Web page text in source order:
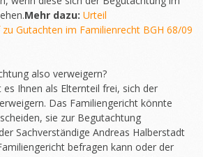
Mehr dazu: Urteil
Gutachten im Familienrecht BGH 68/09
also verweigern?
Ihnen als Elternteil frei, sich der
Das Familiengericht könnte
sie zur Begutachtung
Sachverständige Andreas Halberstadt
befragen kann oder der